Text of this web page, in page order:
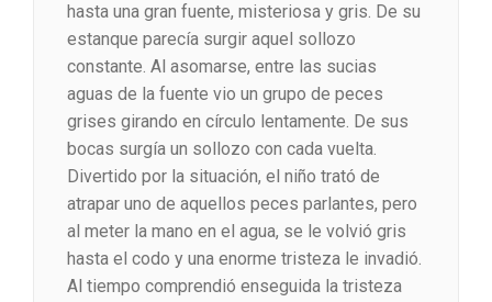
hasta una gran fuente, misteriosa y gris. De su
estanque parecía surgir aquel sollozo
constante. Al asomarse, entre las sucias
aguas de la fuente vio un grupo de peces
grises girando en círculo lentamente. De sus
bocas surgía un sollozo con cada vuelta.
Divertido por la situación, el niño trató de
atrapar uno de aquellos peces parlantes, pero
al meter la mano en el agua, se le volvió gris
hasta el codo y una enorme tristeza le invadió.
Al tiempo comprendió enseguida la tristeza